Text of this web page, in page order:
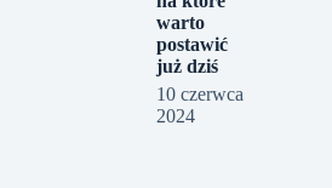
warto
postawić
już dziś
10 czerwca
2024